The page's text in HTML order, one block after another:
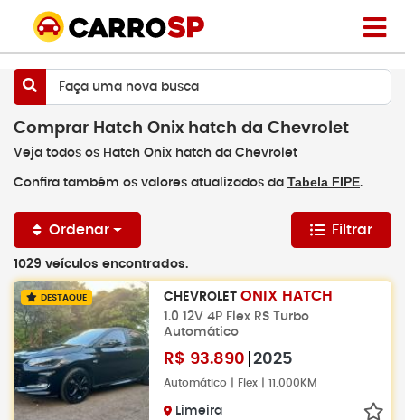
Faça uma nova busca
Comprar Hatch Onix hatch da Chevrolet
Veja todos os Hatch Onix hatch da Chevrolet
Confira também os valores atualizados da Tabela FIPE.
Ordenar Filtrar
1029 veículos encontrados.
DESTAQUE CHEVROLET ONIX HATCH
1.0 12V 4P Flex RS Turbo
Automático
R$ 93.890 2025
Automático | Flex | 11.000KM
Limeira